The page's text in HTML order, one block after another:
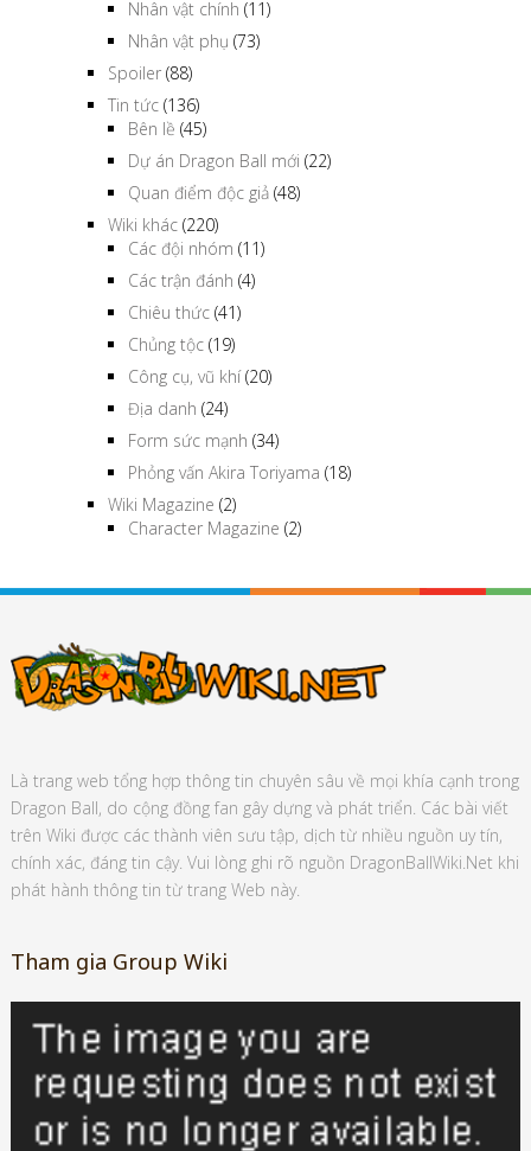
Nhân vật chính (11)
Nhân vật phụ (73)
Spoiler (88)
Tin tức (136)
Bên lề (45)
Dự án Dragon Ball mới (22)
Quan điểm độc giả (48)
Wiki khác (220)
Các đội nhóm (11)
Các trận đánh (4)
Chiêu thức (41)
Chủng tộc (19)
Công cụ, vũ khí(20)
Địa danh (24)
Form sức mạnh (34)
Phỏng vấn Akira Toriyama (18)
Wiki Magazine (2)
Character Magazine (2)
Là trang web tổng hợp thông tin chuyên sâu về mọi khía cạnh trong
Dragon Ball, do cộng đồng fan gây dựng và phát triển. Các bài viết
trên Wiki được các thành viên sưu tập, dịch từ nhiều nguồn uy tín,
chính xác, đáng tin cậy. Vui lòng ghi rõ nguồn DragonBallWiki.Net khi
phát hành thông tin từ trang Web này.
Tham gia Group Wiki